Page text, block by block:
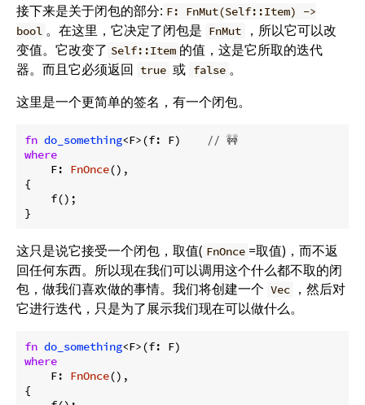
接下来是关于闭包的部分: F: FnMut(Self::Item) ->
bool 。在这里，它决定了闭包是 FnMut
，所以它可以改
变值。它改变了 Self::Item 的值，这是它所取的迭代
器。而且它必须返回 true 或 false 。
这里是一个更简单的签名，有一个闭包。
fn do_something<F>(f: F)
// 🚧
where
    F:
FnOnce(),
{
    f();
这只是说它接受一个闭包，取值( FnOnce =取值)，而不返
回任何东西。所以现在我们可以调用这个什么都不取的闭
包，做我们喜欢做的事情。我们将创建一个 Vec
，然后对
它进行迭代，只是为了展示我们现在可以做什么。
fn do_something
where
    F:
FnOnce(),
{